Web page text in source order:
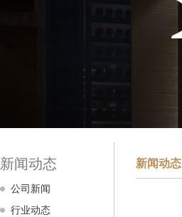
新闻动态
公司新闻
行业动态
新闻动态